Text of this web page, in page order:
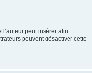
peut insérer afin
peuvent désactiver cette